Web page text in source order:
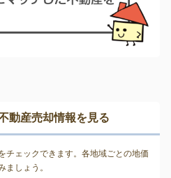
動産売却情報を見る
チェックできます。各地域ごとの地価
ましょう。